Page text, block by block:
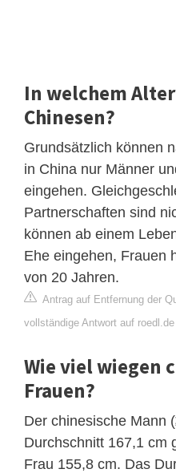
In welchem
Chinesen?
Grundsätzlich können
in China nur Männer
eingehen.
Partnerschaften sind
können ab einem
Ehe eingehen, Frauen
von 20 Jahren.
Antrag auf Entfernung der
vollständige Antwort auf
Wie viel wiegen
Frauen?
Der chinesische Mann
Durchschnitt 167,1 cm
Frau 155,8 cm. Das